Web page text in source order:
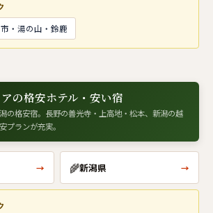
・湯の山・鈴鹿
の格安ホテル・安い宿
の格安宿。長野の善光寺・上高地・松本、新潟の越
プランが充実。
→ 🌾新潟県 →